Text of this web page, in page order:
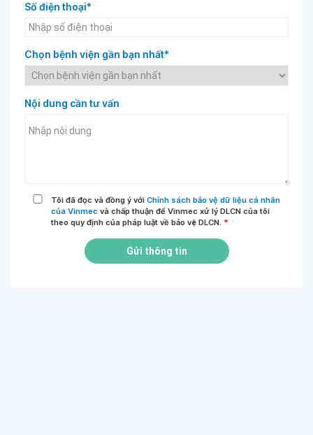
Số điện thoại*
Chọn bệnh viện gần bạn nhất*
Nội dung cần tư vấn
Tôi đã đọc và đồng ý với Chính sách bảo vệ dữ liệu cá nhân
của Vinmec và chấp thuận để Vinmec xử lý DLCN của tôi
theo quy định của pháp luật về bảo vệ DLCN. *
Gửi thông tin